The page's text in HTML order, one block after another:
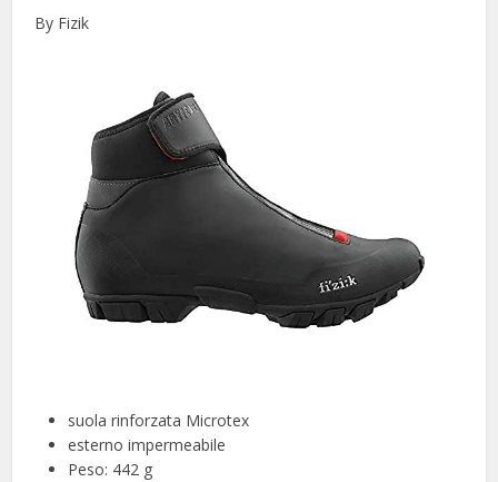
By Fizik
suola rinforzata Microtex
esterno impermeabile
Peso: 442 g